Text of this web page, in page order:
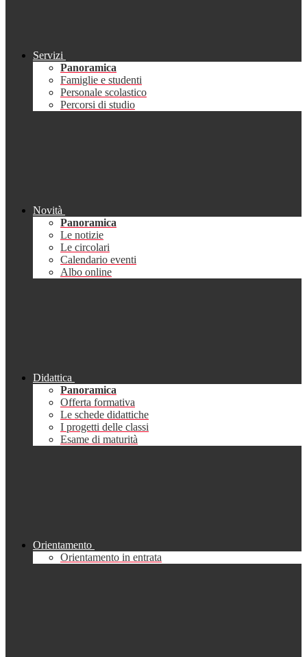
Servizi
Panoramica
Famiglie e studenti
Personale scolastico
Percorsi di studio
Novità
Panoramica
Le notizie
Le circolari
Calendario eventi
Albo online
Didattica
Panoramica
Offerta formativa
Le schede didattiche
I progetti delle classi
Esame di maturità
Orientamento
Orientamento in entrata